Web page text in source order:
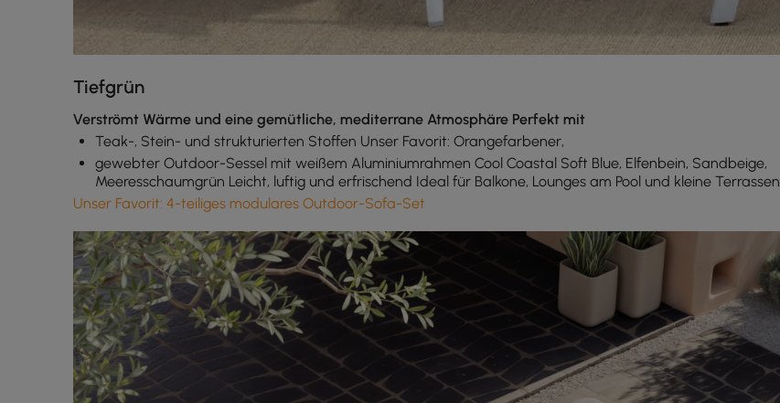
Tiefgrün
Verströmt Wärme und eine gemütliche, mediterrane Atmosphäre Perfekt mit
Teak-, Stein- und strukturierten Stoffen Unser Favorit: Orangefarbener,
gewebter Outdoor-Sessel mit weißem Aluminiumrahmen Cool Coastal Soft Blue, Elfenbein, Sandbeige,
Meeresschaumgrün Leicht, luftig und erfrischend Ideal für Balkone, Lounges am Pool und kleine Terrassen
Unser Favorit: 4-teiliges modulares Outdoor-Sofa-Set